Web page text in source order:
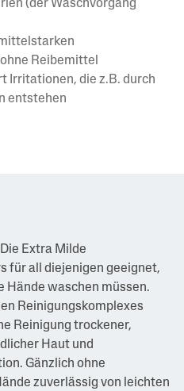
(der Waschvorgang
Reibemittel
Irritationen, die z.B. durch
entstehen
Extra Milde
für all diejenigen geeignet,
Hände waschen müssen.
Reinigungskomplexes
Reinigung trockener,
Haut und
Gänzlich ohne
zuverlässig von leichten